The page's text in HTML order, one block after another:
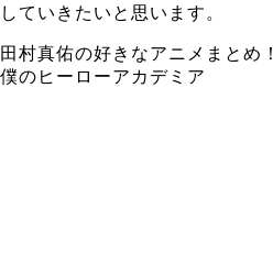
していきたいと思います。
田村真佑の好きなアニメまとめ！
僕のヒーローアカデミア